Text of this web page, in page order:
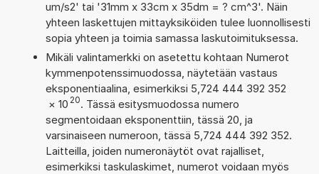
um/s2' tai '31mm x 33cm x 35dm = ? cm^3'. Näin
yhteen laskettujen mittayksiköiden tulee luonnollisesti
sopia yhteen ja toimia samassa laskutoimituksessa.
Mikäli valintamerkki on asetettu kohtaan Numerot
kymmenpotenssimuodossa, näytetään vastaus
eksponentiaalina, esimerkiksi 5,724 444 392 352
× 10 20. Tässä esitysmuodossa numero
segmentoidaan eksponenttiin, tässä 20, ja
varsinaiseen numeroon, tässä 5,724 444 392 352.
Laitteilla, joiden numeronäytöt ovat rajalliset,
esimerkiksi taskulaskimet, numerot voidaan myös